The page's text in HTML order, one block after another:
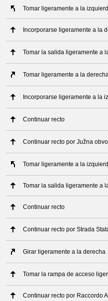
Tomar ligeramente a la
Incorporarse ligeramente a la
Tomar la salida ligeramente a
Tomar ligeramente a la
Incorporarse ligeramente a la
Continuar recto
Continuar recto por Južna
Tomar ligeramente a la
Tomar la salida ligeramente a
Continuar recto
Continuar recto por Strada
Girar ligeramente a la derecha
Tomar la rampa de acceso
Continuar recto por Raccordo